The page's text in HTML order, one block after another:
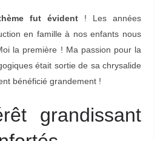
fut évident ! Les années
en famille à nos enfants nous
la première ! Ma passion pour la
était sortie de sa chrysalide
bénéficié grandement !
grandissant